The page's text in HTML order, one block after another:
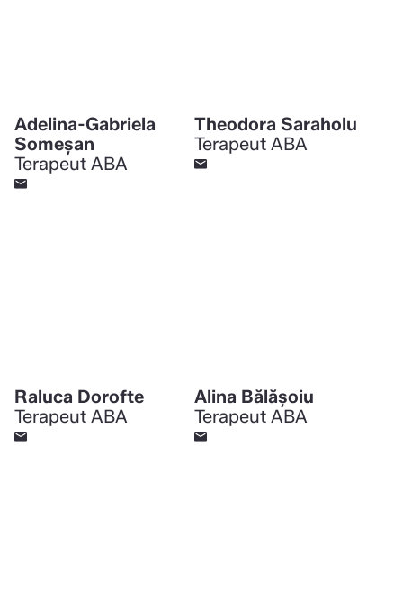
Adelina-Gabriela
Someșan
Terapeut ABA
Theodora Saraholu
Terapeut ABA
Raluca Dorofte
Terapeut ABA
Alina Bălășoiu
Terapeut ABA